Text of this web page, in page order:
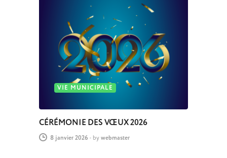
VIE MUNICIPALE
CÉRÉMONIE DES VŒUX 2026
8 janvier 2026 - by webmaster